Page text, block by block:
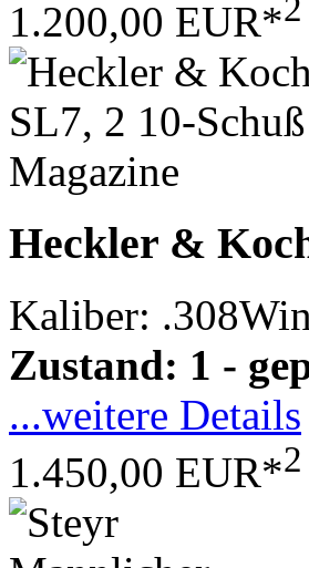
1.200,00 EUR*2
Heckler &
Kaliber: .308Win
Zustand: 1 -
...weitere Details
1.450,00 EUR*2